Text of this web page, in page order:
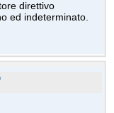
direttivo
ed indeterminato.